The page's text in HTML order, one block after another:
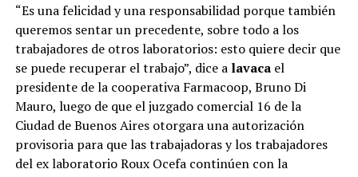
“Es una felicidad y una responsabilidad porque también
queremos sentar un precedente, sobre todo a los
trabajadores de otros laboratorios: esto quiere decir que
se puede recuperar el trabajo”, dice a lavacael
presidente de la cooperativa Farmacoop, Bruno Di
Mauro, luego de que el juzgado comercial 16 de la
Ciudad de Buenos Aires otorgara una autorización
provisoria para que las trabajadoras y los trabajadores
del ex laboratorio Roux Ocefa continúen con la